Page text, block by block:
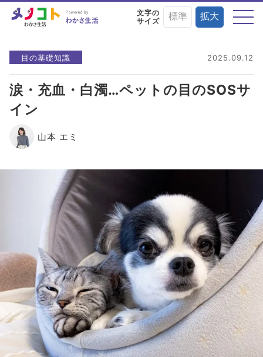
文字の
サイズ
標準 拡大
予防・治療法
目に良い食べ物・
栄養素と調理法
目の基礎知識
目のことを楽しく
学ぶイベント情報
アイメイク・
アイケア
見えない・見えづ
らい方への
お役立ち情報
目のご利益
スポット
キーワードから探す
目の基礎知識 2025.09.12
涙・充血・白濁…ペットの目のSOSサ
イン
山本 エミ